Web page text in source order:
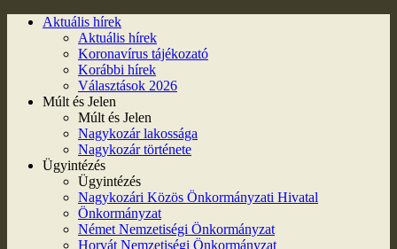
Aktuális hírek
Aktuális hírek
Koronavírus tájékozató
Korábbi hírek
Választások 2026
Múlt és Jelen
Múlt és Jelen
Nagykozár lakossága
Nagykozár története
Ügyintézés
Ügyintézés
Nagykozári Közös Önkormányzati Hivatal
Önkormányzat
Német Nemzetiségi Önkormányzat
Horvát Nemzetiségi Önkormányzat